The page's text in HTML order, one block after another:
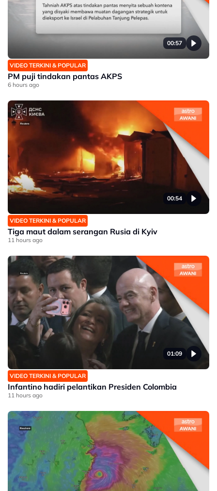
00:57
VIDEO TERKINI & POPULAR
PM puji tindakan pantas AKPS
6 hours ago
00:54
VIDEO TERKINI & POPULAR
Tiga maut dalam serangan Rusia di Kyiv
11 hours ago
01:09
VIDEO TERKINI & POPULAR
Infantino hadiri pelantikan Presiden Colombia
11 hours ago